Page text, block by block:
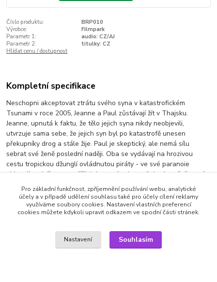
Číslo produktu:
BRP010
Výrobce:
Filmpark
Parametr 1:
audio: CZ/AJ
Parametr 2:
titulky: CZ
Hlídat cenu / dostupnost
Kompletní specifikace
Neschopni akceptovat ztrátu svého syna v katastrofickém
Tsunami v roce 2005, Jeanne a Paul zůstávají žít v Thajsku.
Jeanne, upnutá k faktu, že tělo jejich syna nikdy neobjevili,
utvrzuje sama sebe, že jejich syn byl po katastrofě unesen
překupníky drog a stále žije. Paul je skeptický, ale nemá sílu
sebrat své ženě poslední naději. Oba se vydávají na hrozivou
cestu tropickou džunglí ovládnutou piráty - ve své paranoie
objevují nadpřirozenou říši, kde mrtví nejsou nikdy skutečně mrtví a
kde se noční můry a posedlost protínají s hrůzostrašnou realitou.
Výrobce: Filmpark | titulky: CZ | audio: CZ/AJ
Zboží zařazeno v kategoriích
Pro základní funkčnost, zpříjemnění používání webu, analytické
účely a v případě udělení souhlasu také pro účely cílení reklamy
využíváme soubory cookies. Nastavení vlastních preferencí
cookies můžete kdykoli upravit odkazem ve spodní části stránek.
Nastavení Souhlasím